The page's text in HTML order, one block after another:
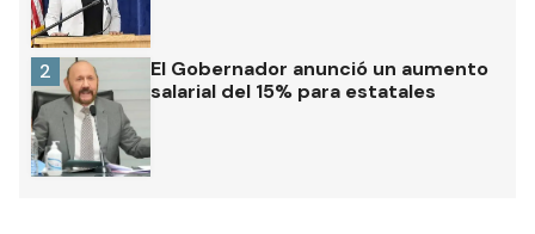
El Gobernador anunció un aumento
salarial del 15% para estatales
2